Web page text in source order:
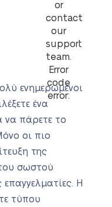
or
contact
our
support
team.
Error
code
error:
ενημερωμένοι
ένα
να πάρετε το
οι πιο
της
σωστού
Η
τύπου